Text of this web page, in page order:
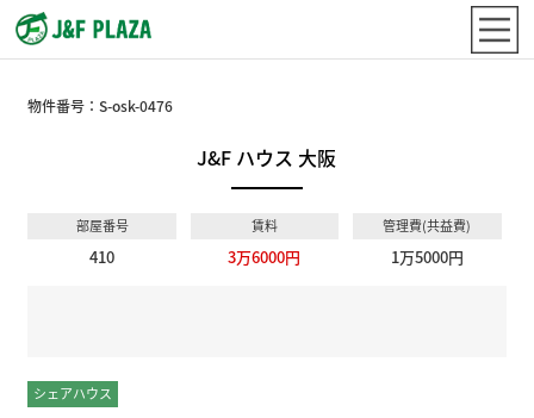
物件番号：S-osk-0476
J&F ハウス 大阪
部屋番号
410
賃料
3万6000円
管理費(共益費)
1万5000円
シェアハウス